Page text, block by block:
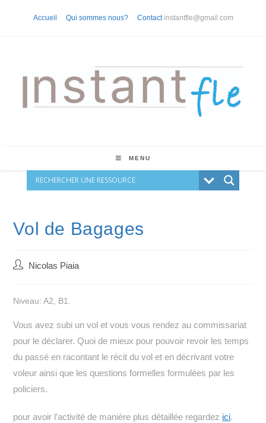
Accueil Qui sommes nous? Contact instantfle@gmail.com
MENU
Vol de Bagages
Auteur/autrice
publication :
Nicolas Piaia
Niveau: A2, B1.
Vous avez subi un vol et vous vous rendez au commissariat
pour le déclarer. Quoi de mieux pour pouvoir revoir les temps
du passé en racontant le récit du vol et en décrivant votre
voleur ainsi que les questions formelles formulées par les
policiers.
pour avoir l’activité de manière plus détaillée regardez ici.